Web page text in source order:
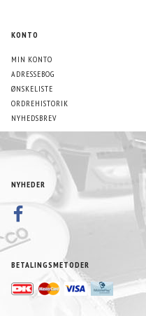
KONTO
MIN KONTO
ADRESSEBOG
ØNSKELISTE
ORDREHISTORIK
NYHEDSBREV
NYHEDER
BETALINGSMETODER